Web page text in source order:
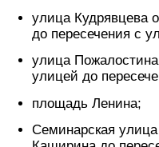
улица Кудрявцева
до пересечения с
улица
улицей до
площадь Ленина;
Семинарская